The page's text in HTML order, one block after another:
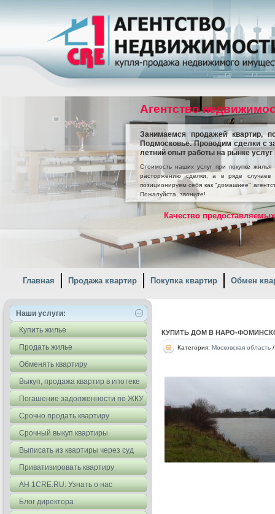
Агентство
Занимаемся продажей квартир,
Подмосковье. Проводим сделки с
летний опыт работы на рынке
Стоимость наших услуг при покупке
расторжению сделки, а в ряде
позиционируем себя как "домашнее"
Пожалуйста, звоните!
Качество
Главная Продажа квартир Покупка квартир Обмен
Наши услуги:
Купить жилье
Продать жилье
Обменять квартиру
Выкуп, продажа квартир в ипотеке
Погашение задолженности по ЖКУ
Срочно продать квартиру
Срочный выкуп квартиры
Выписать из квартиры через суд
Приватизировать квартиру
АН 1CRE.RU: Узнать о нас
Блог директора
КУПИТЬ ДОМ В НАРО-
Категория: Московская область